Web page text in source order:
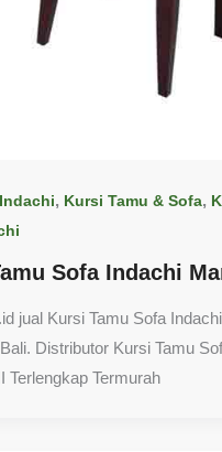
Indachi, Kursi Tamu & Sofa,
Sofa Indachi
jual Kursi Tamu Sofa
Distributor Kursi Tamu
Terlengkap Termurah